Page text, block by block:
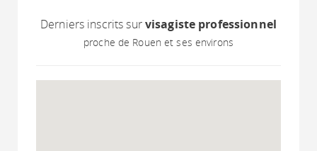
Derniers inscrits survisagiste professionnel
proche de Rouen et ses environs